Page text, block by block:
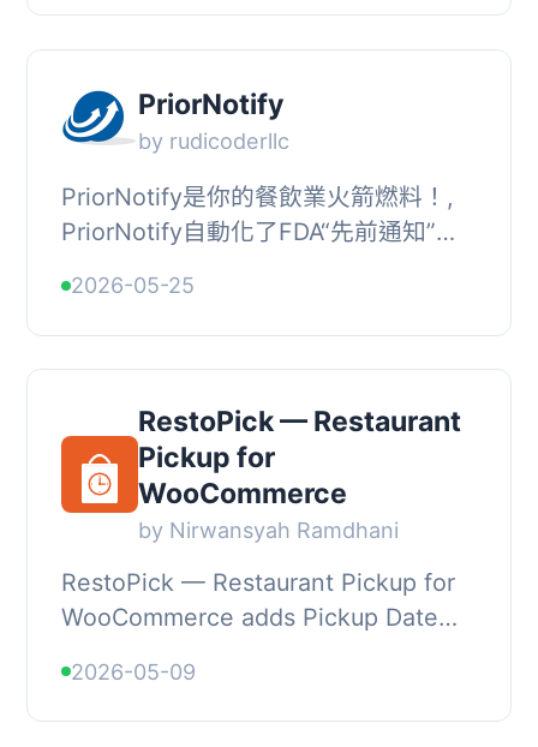
品、價格或...
PriorNotify
by rudicoderllc
PriorNotify是你的餐飲業火箭燃料！,
PriorNotify自動化了FDA“先前通知”流
美國客戶所需的流程。, PriorNotify開
拓了美國...
2026-05-25
RestoPick — Restaurant
Pickup for
WooCommerce
by Nirwansyah Ramdhani
RestoPick — Restaurant Pickup for
WooCommerce adds Pickup Date
WooCommerce checkout page, with
full control over week...
2026-05-09